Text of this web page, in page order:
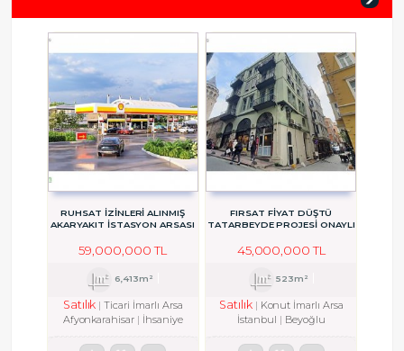
RUHSAT İZİNLERİ ALINMIŞ
AKARYAKIT İSTASYON ARSASI
59,000,000 TL
6,413m²
Satılık
Ticari İmarlı Arsa
Afyonkarahisar
İhsaniye
FIRSAT FİYAT DÜŞTÜ
TATARBEYDE PROJESİ ONAYLI
45,000,000 TL
523m²
Satılık
Konut İmarlı Arsa
İstanbul
Beyoğlu